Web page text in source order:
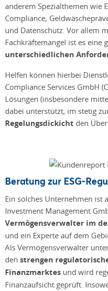
anderem Spezialthemen wie
Compliance,
und Datenschutz. Vor allem
Fachkräftemangel ist es eine
unterschiedlichen
Helfen können hierbei
Compliance Services GmbH
Lösungen (insbesondere
dabei unterstützt, im stetig
Regelungsdickicht den
Beratung zur ESG-
Ein solches Unternehmen ist
Investment Management
Vermögensverwalter im
und ein Experte auf dem
Als Vermögensverwalter
den strengen
Finanzmarktes und wird
Finanzaufsicht geprüft.